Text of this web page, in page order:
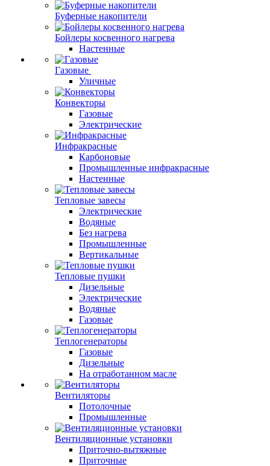
Буферные накопители
Бойлеры косвенного нагрева
Настенные
Газовые
Уличные
Конвекторы
Газовые
Электрические
Инфракрасные
Карбоновые
Промышленные инфракрасные
Настенные
Тепловые завесы
Электрические
Водяные
Без нагрева
Промышленные
Вертикальные
Тепловые пушки
Дизельные
Электрические
Водяные
Газовые
Теплогенераторы
Газовые
Дизельные
На отработанном масле
Вентиляторы
Потолочные
Промышленные
Вентиляционные установки
Приточно-вытяжные
Приточные